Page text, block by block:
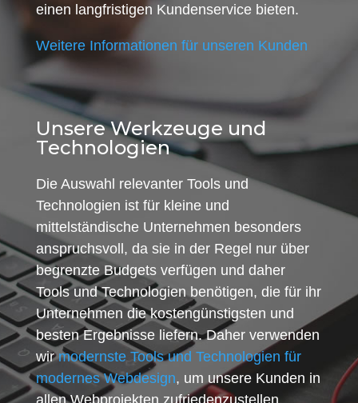
einen langfristigen Kundenservice bieten.
Weitere Informationen für unseren Kunden
Unsere Werkzeuge und
Technologien
Die Auswahl relevanter Tools und
Technologien ist für kleine und
mittelständische Unternehmen besonders
anspruchsvoll, da sie in der Regel nur über
begrenzte Budgets verfügen und daher
Tools und Technologien benötigen, die für ihr
Unternehmen die kostengünstigsten und
besten Ergebnisse liefern. Daher verwenden
wirmodernste Tools und Technologien für
modernes Webdesign, um unsere Kunden in
allen Webprojekten zufriedenzustellen.